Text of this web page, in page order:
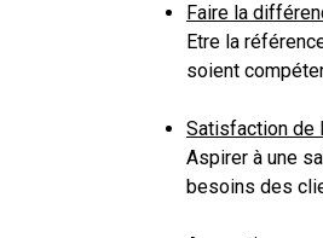
Faire la
Etre la
soient
Satisfaction de
Aspirer à une
besoins des